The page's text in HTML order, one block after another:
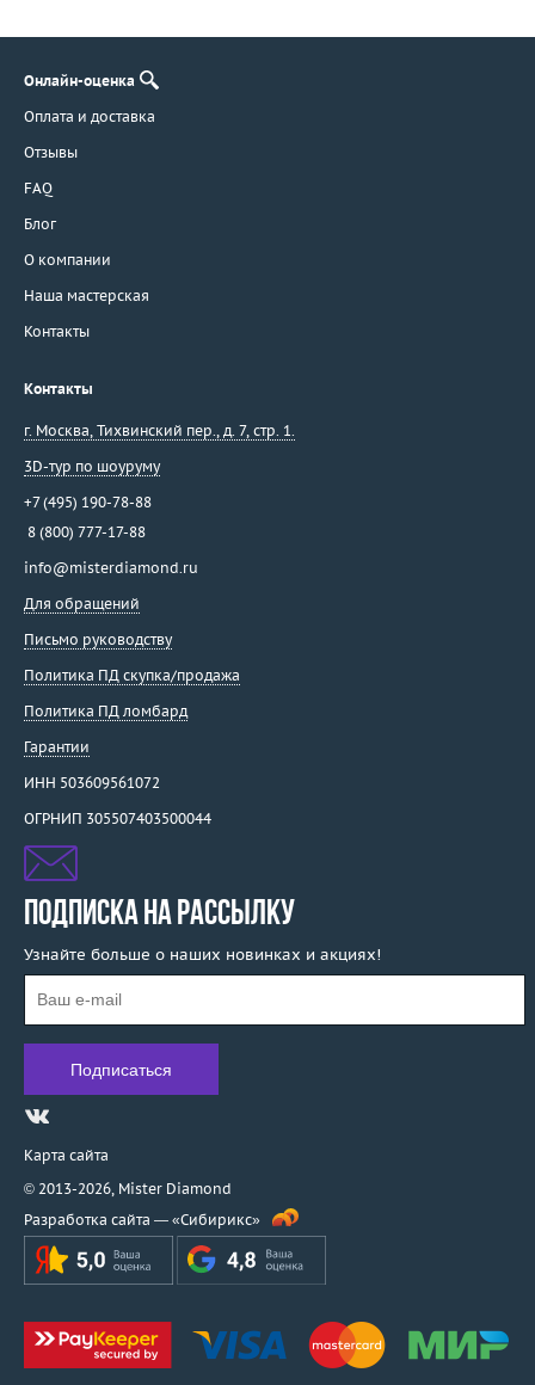
Онлайн-оценка
Оплата и доставка
Отзывы
FAQ
Блог
О компании
Наша мастерская
Контакты
Контакты
г. Москва Тихвинский пер., д. 7, стр. 1.
3D-тур по шоуруму
+7 (495) 190-78-88
8 (800) 777-17-88
info@misterdiamond.ru
Для обращений
Письмо руководству
Политика ПД скупка/продажа
Политика ПД ломбард
Гарантии
ИНН 503609561072
ОГРНИП 305507403500044
ПОДПИСКА НА РАССЫЛКУ
Узнайте больше о наших новинках и акциях!
Карта сайта
© 2013-2026, Mister Diamond
Разработка сайта — «Сибирикс»